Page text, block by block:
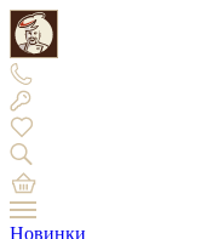
Новинки